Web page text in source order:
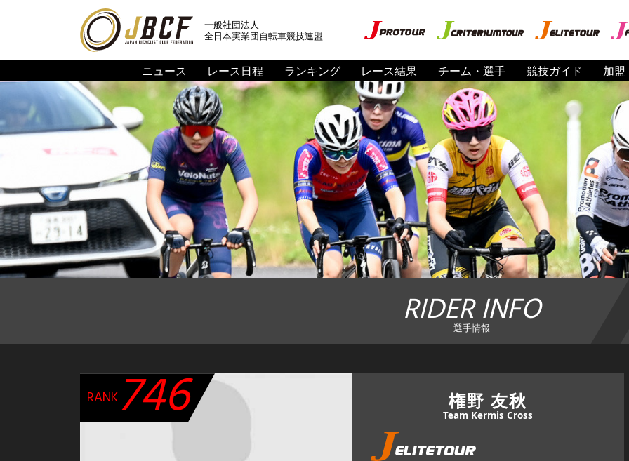
一般社団法人
全日本実業団自転車競技連盟
ニュース レース日程 ランキング レース結果 チーム・選手 競技ガイド 加盟
RIDER INFO
選手情報
RANK746 権野 友秋
Team Kermis Cross